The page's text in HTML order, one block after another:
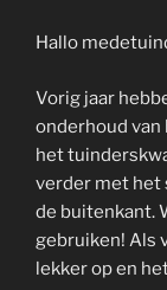
Hallo
Vorig jaar
onderhoud van
het
verder met het
de buitenkant.
gebruiken! Als
lekker op en